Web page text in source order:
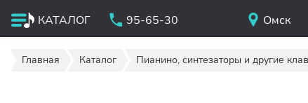
КАТАЛОГ 95-65-30 Омск
Главная Каталог Пианино, синтезаторы и другие